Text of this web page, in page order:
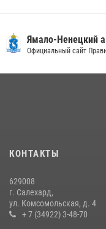
18 июля 2026, 09:36 3
«Росгвардия. Вехи
стратегических объектов
«Росгвардия. Вехи
20 июля 2026, 09:03
Ямало-Ненецкий
Официальный сайт
КОНТАКТЫ
629008
г. Салехард,
ул. Комсомольская, д. 4
+ 7 (34922) 3-48-70